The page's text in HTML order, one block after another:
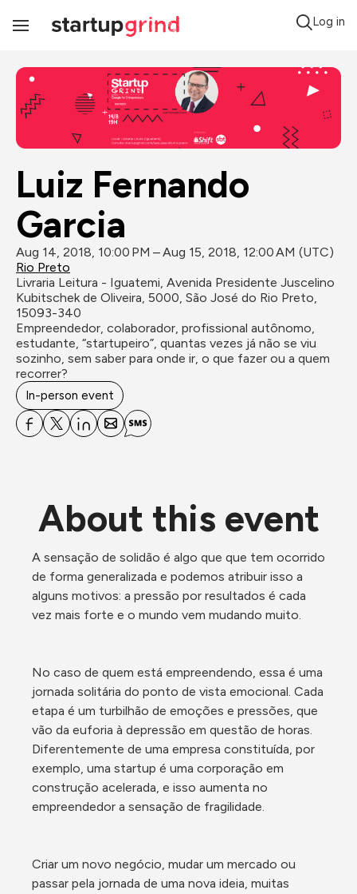
Toggle
Log in
Luiz Fernando
Garcia
Aug 14, 2018, 10:00 PM – Aug 15, 2018, 12:00 AM (UTC)
Rio Preto
Livraria Leitura - Iguatemi, Avenida Presidente Juscelino
Kubitschek de Oliveira, 5000, São José do Rio Preto,
15093-340
Empreendedor, colaborador, profissional autônomo,
estudante, “startupeiro”, quantas vezes já não se viu
sozinho, sem saber para onde ir, o que fazer ou a quem
recorrer?
In-person event
About this event
A sensação de solidão é algo que que tem ocorrido
de forma generalizada e podemos atribuir isso a
alguns motivos: a pressão por resultados é cada
vez mais forte e o mundo vem mudando muito.
No caso de quem está empreendendo, essa é uma
jornada solitária do ponto de vista emocional. Cada
etapa é um turbilhão de emoções e pressões, que
vão da euforia à depressão em questão de horas.
Diferentemente de uma empresa constituída, por
exemplo, uma startup é uma corporação em
construção acelerada, e isso aumenta no
empreendedor a sensação de fragilidade.
Criar um novo negócio, mudar um mercado ou
passar pela jornada de uma nova ideia, muitas